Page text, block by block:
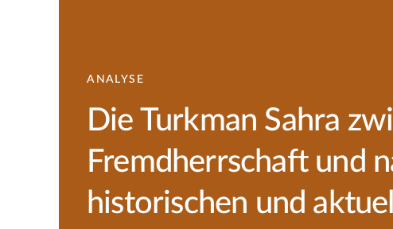
ANALYSE
Die Turkman Sahra
Fremdherrschaft und
historischen und